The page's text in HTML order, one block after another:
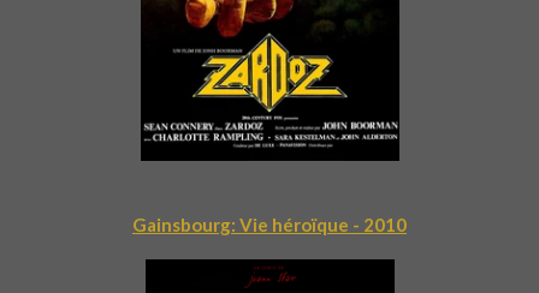
Gainsbourg: Vie héroïque - 2010